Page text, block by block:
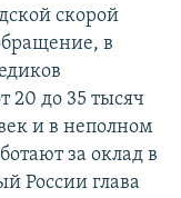
скорой
в
20 до 35 тысяч
и в неполном
за оклад в
России глава